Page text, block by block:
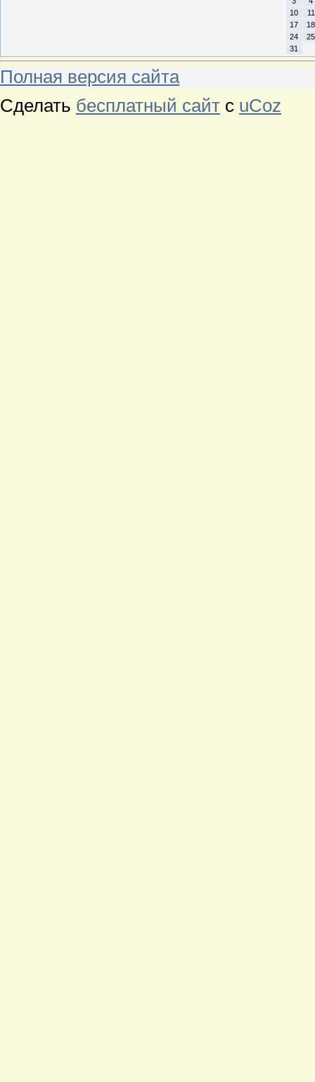
10
11
17
18
24
25
31
Полная версия сайта
Сделать бесплатный сайт с uCoz